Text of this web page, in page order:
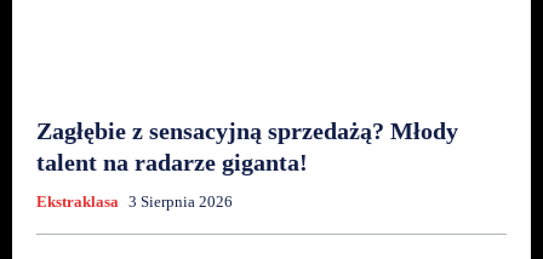
Zagłębie z sensacyjną sprzedażą? Młody
talent na radarze giganta!
Ekstraklasa 3 Sierpnia 2026